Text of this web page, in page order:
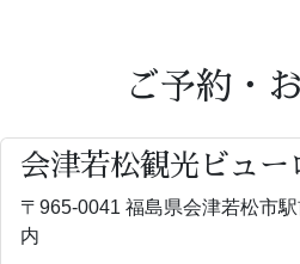
ご予約・
会津若松観光ビュー
〒965-0041 福島県会津若松市
内